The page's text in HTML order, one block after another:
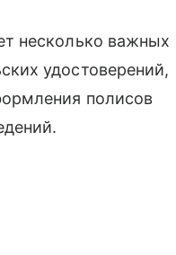
несколько важных
удостоверений,
полисов